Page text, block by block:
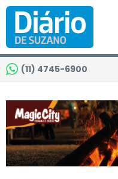
(11) 4745-6900